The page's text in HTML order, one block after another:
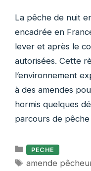
La pêche de nuit
encadrée en
lever et après le
autorisées. Cette
l’environnement
à des amendes
hormis quelques
parcours de
Catégories
PECHE
Étiquettes
amende